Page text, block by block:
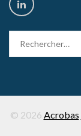
Rechercher :
© 2026 Acrobas